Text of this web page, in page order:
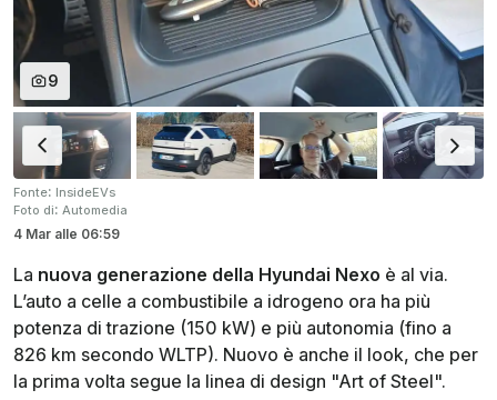
9
Fonte: InsideEVs
Foto di: Automedia
4 Mar alle 06:59
La nuova generazione della Hyundai Nexo è al via.
L’auto a celle a combustibile a idrogeno ora ha più
potenza di trazione (150 kW) e più autonomia (fino a
826 km secondo WLTP). Nuovo è anche il look, che per
la prima volta segue la linea di design "Art of Steel".